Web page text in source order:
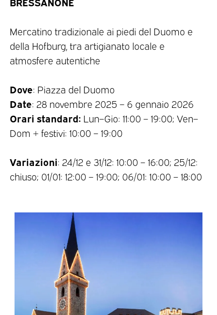
Mercatino tradizionale ai piedi del Duomo e
della Hofburg, tra artigianato locale e
atmosfere autentiche
Dove: Piazza del Duomo
Date: 28 novembre 2025 – 6 gennaio 2026
Orari standard: Lun–Gio: 11:00 – 19:00; Ven–
Dom + festivi: 10:00 – 19:00
Variazioni: 24/12 e 31/12: 10:00 – 16:00; 25/12:
chiuso; 01/01: 12:00 – 19:00; 06/01: 10:00 – 18:00